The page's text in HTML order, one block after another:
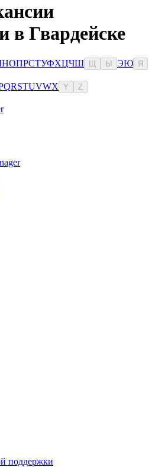
в Гвардейске
НОПРСТУФХЦЧШ Ы ЭЮ Я
QRSTUVWX Y Z
поддержки